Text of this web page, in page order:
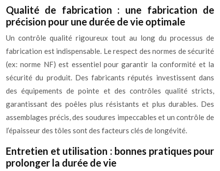
Qualité de fabrication : une fabrication de
précision pour une durée de vie optimale
Un contrôle qualité rigoureux tout au long du processus de
fabrication est indispensable. Le respect des normes de sécurité
(ex: norme NF) est essentiel pour garantir la conformité et la
sécurité du produit. Des fabricants réputés investissent dans
des équipements de pointe et des contrôles qualité stricts,
garantissant des poêles plus résistants et plus durables. Des
assemblages précis, des soudures impeccables et un contrôle de
l’épaisseur des tôles sont des facteurs clés de longévité.
Entretien et utilisation : bonnes pratiques pour
prolonger la durée de vie